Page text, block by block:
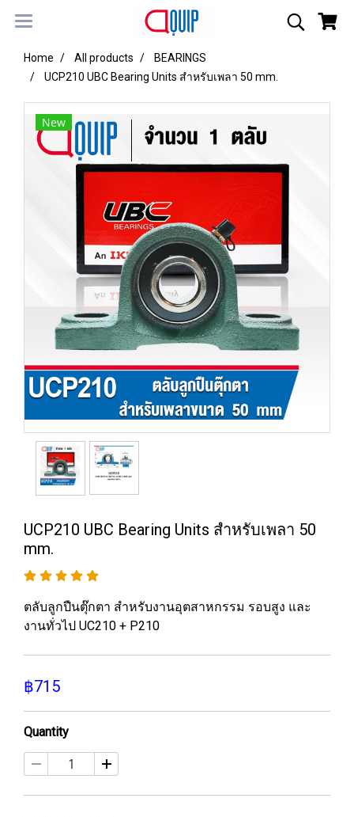
Home All products
BEARINGS
UCP210 UBC Bearing Units สำหรับเพลา 50 mm.
New
UCP210 UBC Bearing Units สำหรับเพลา 50
mm.
ตลับลูกปืนตุ๊กตา สำหรับงานอุตสาหกรรม รอบสูง และ
งานทั่วไป UC210 + P210
฿715
Quantity